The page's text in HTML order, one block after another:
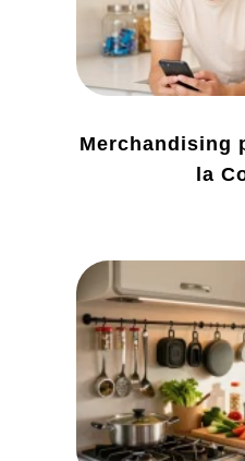
Merchandising
la